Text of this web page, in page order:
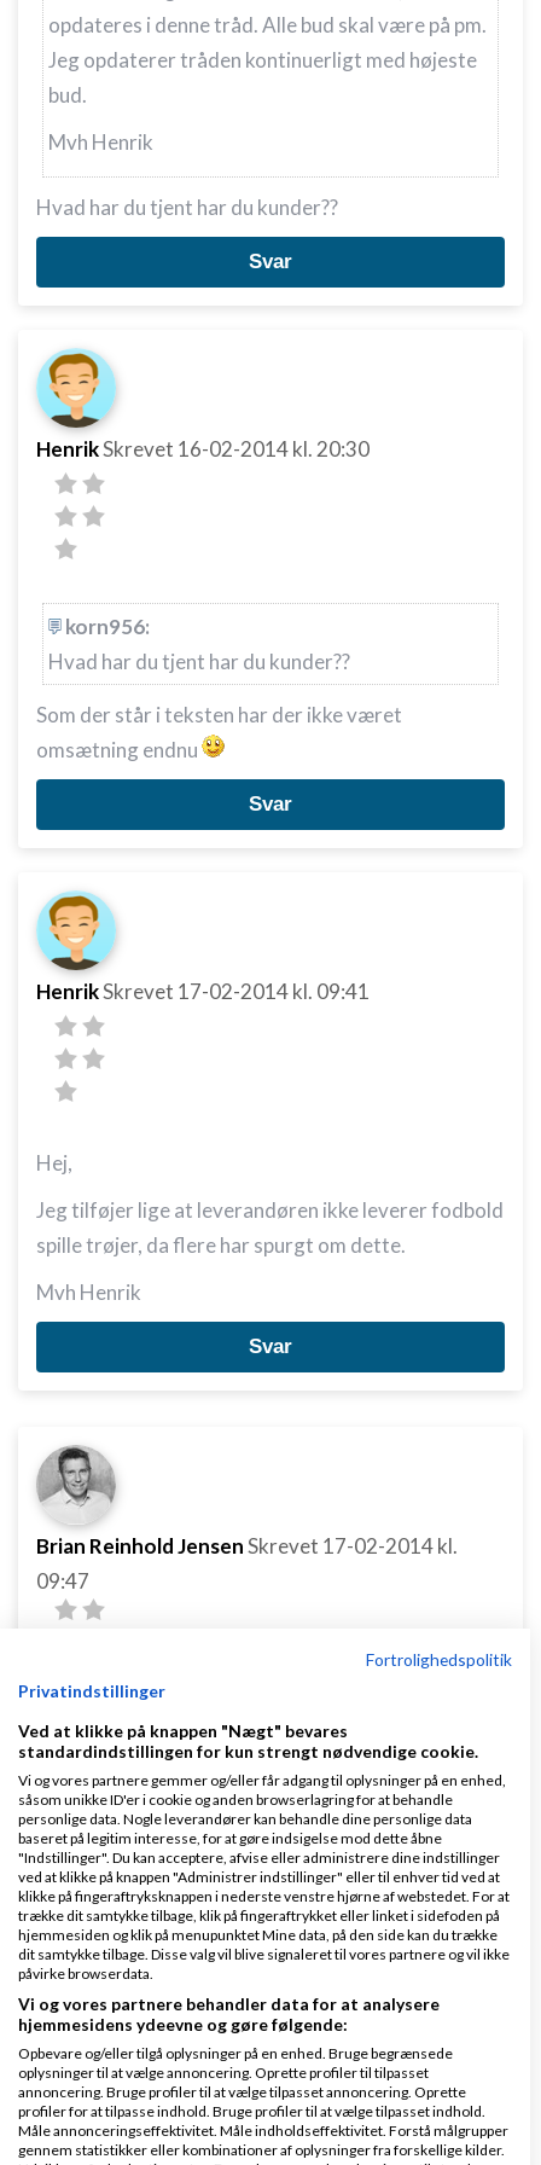
Fortrolighedspolitik
Privatindstillinger
Ved at klikke på knappen "Nægt" bevares
standardindstillingen for kun strengt nødvendige cookie.
Vi og vores partnere gemmer og/eller får adgang til oplysninger på en enhed,
såsom unikke ID'er i cookie og anden browserlagring for at behandle
personlige data. Nogle leverandører kan behandle dine personlige data
baseret på legitim interesse, for at gøre indsigelse mod dette åbne
"Indstillinger". Du kan acceptere, afvise eller administrere dine indstillinger
ved at klikke på knappen "Administrer indstillinger" eller til enhver tid ved at
klikke på fingeraftryksknappen i nederste venstre hjørne af webstedet. For at
trække dit samtykke tilbage, klik på fingeraftrykket eller linket i sidefoden på
hjemmesiden og klik på menupunktet Mine data, på den side kan du trække
dit samtykke tilbage. Disse valg vil blive signaleret til vores partnere og vil ikke
påvirke browserdata.
Vi og vores partnere behandler data for at analysere
hjemmesidens ydeevne og gøre følgende:
Opbevare og/eller tilgå oplysninger på en enhed. Bruge begrænsede
oplysninger til at vælge annoncering. Oprette profiler til tilpasset
annoncering. Bruge profiler til at vælge tilpasset annoncering. Oprette
profiler for at tilpasse indhold. Bruge profiler til at vælge tilpasset indhold.
Måle annonceringseffektivitet. Måle indholdseffektivitet. Forstå målgrupper
gennem statistikker eller kombinationer af oplysninger fra forskellige kilder.
opdateres i denne tråd. Alle bud skal være på pm.
Jeg opdaterer tråden kontinuerligt med højeste
bud.
Mvh Henrik
Hvad har du tjent har du kunder??
Svar
HenrikSkrevet 16-02-2014kl. 20:30
korn956:
Hvad har du tjent har du kunder??
Som der står i teksten har der ikke været
omsætning endnu
Svar
HenrikSkrevet 17-02-2014kl. 09:41
Hej,
Jeg tilføjer lige at leverandøren ikke leverer fodbold
spille trøjer, da flere har spurgt om dette.
Mvh Henrik
Svar
Brian Reinhold JensenSkrevet 17-02-2014kl.
09:47
Henrik:
Jeg opdaterer tråden kontinuerligt med højeste
bud.
Det vil jeg bede dig om ikke at gøre, det giver
samme støj som hvis der afgives bud i tråden.
De bedste hilsner
Svar
GDPR med mening